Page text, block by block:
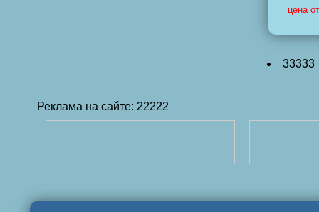
цена
33333
Реклама на сайте: 22222